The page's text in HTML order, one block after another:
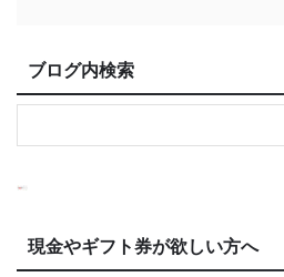
ブログ内検索
現金やギフト券が欲しい方へ